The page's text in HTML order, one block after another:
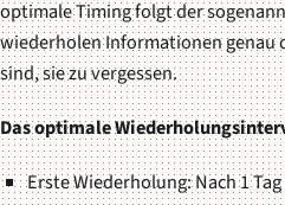
optimale Timing folgt der
wiederholen Informationen genau
sind, sie zu vergessen.
Das optimale
Erste Wiederholung: Nach 1 Tag